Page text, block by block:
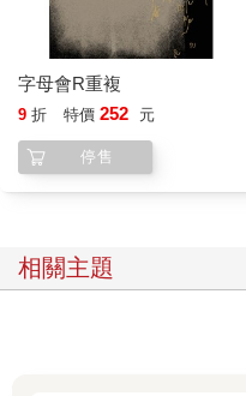
字母會R重複
9 折 特價 252 元
停售
相關主題